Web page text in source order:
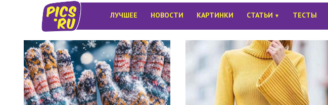
ЛУЧШЕЕ НОВОСТИ КАРТИНКИ СТАТЬИ ▼ ТЕСТЫ